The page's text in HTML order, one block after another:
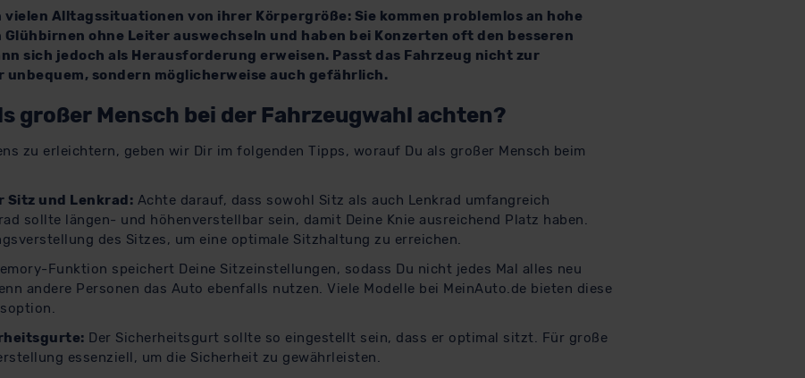
Alltagssituationen von ihrer Körpergröße: Sie kommen problemlos an hohe
Glühbirnen ohne Leiter auswechseln und haben bei Konzerten oft den besseren
sich jedoch als Herausforderung erweisen. Passt das Fahrzeug nicht zur
sondern möglicherweise auch gefährlich.
großer Mensch bei der Fahrzeugwahl achten?
zu erleichtern, geben wir Dir im folgenden Tipps, worauf Du als großer Mensch beim
Sitz und Lenkrad: Achte darauf, dass sowohl Sitz als auch Lenkrad umfangreich
sollte längen- und höhenverstellbar sein, damit Deine Knie ausreichend Platz haben.
des Sitzes, um eine optimale Sitzhaltung zu erreichen.
Funktion speichert Deine Sitzeinstellungen, sodass Du nicht jedes Mal alles neu
andere Personen das Auto ebenfalls nutzen. Viele Modelle bei MeinAuto.de bieten diese
Der Sicherheitsgurt sollte so eingestellt sein, dass er optimal sitzt. Für große
essenziell, um die Sicherheit zu gewährleisten.